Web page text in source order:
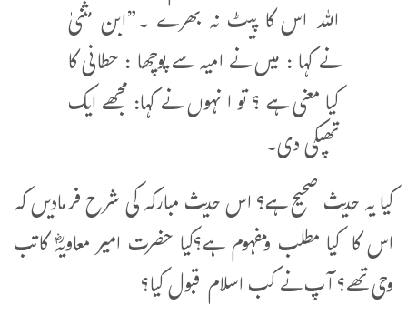
اللہ اس کا پیٹ نہ بھرے ۔”ابن مثنیٰ
نے کہا : میں نے امیہ سے پوچھا : حطانی کا
کیا معنی ہے ؟ تو ا نہوں نے کہا: مجھے ایک
تھپکی دی۔
کیا یہ حدیث صحیح ہے؟ اس حدیث مبارکہ کی شرح فرمادیں کہ
اس کا کیا مطلب ومفہوم ہے؟کیا حضرت امیر معاویہؓ کاتب
وحی تھے؟ آپ نے کب اسلام قبول کیا؟